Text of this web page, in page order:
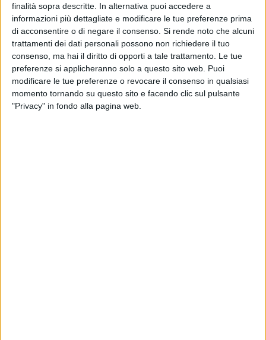
finalità sopra descritte. In alternativa puoi accedere a
informazioni più dettagliate e modificare le tue preferenze prima
di acconsentire o di negare il consenso. Si rende noto che alcuni
trattamenti dei dati personali possono non richiedere il tuo
consenso, ma hai il diritto di opporti a tale trattamento. Le tue
preferenze si applicheranno solo a questo sito web. Puoi
modificare le tue preferenze o revocare il consenso in qualsiasi
momento tornando su questo sito e facendo clic sul pulsante
"Privacy" in fondo alla pagina web.
Il Sindaco di Barletta Cosimo Cannito invita i cittadini a
partecipare, alle ore 18 di mercoledì 27 maggio 2026,
nell'auditorium della parrocchia "Sacra Famiglia", alla
pubblica presentazione dell'intervento di restauro e
valorizzazione del giardino storico di Villa Bonelli.
L'illustrazione del progetto sarà curata dal direttore dei lavori,
l'architetto Silvano Rizzi.